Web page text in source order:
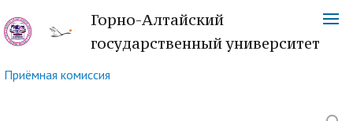
Горно-Алтайский
государственный университет
Приёмная комиссия